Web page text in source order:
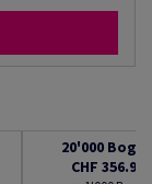
20'000
CHF 356.95